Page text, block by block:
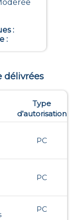
:
:
délivrées
Type
d’autorisation
PC
PC
PC